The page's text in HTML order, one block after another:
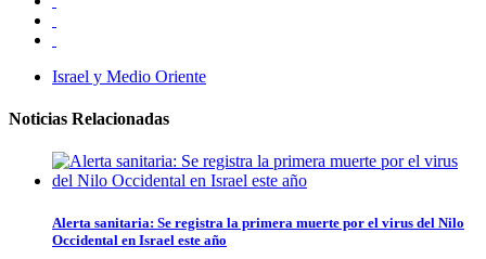
Israel y Medio Oriente
Noticias Relacionadas
Alerta sanitaria: Se registra la primera muerte por el virus del Nilo
Occidental en Israel este año